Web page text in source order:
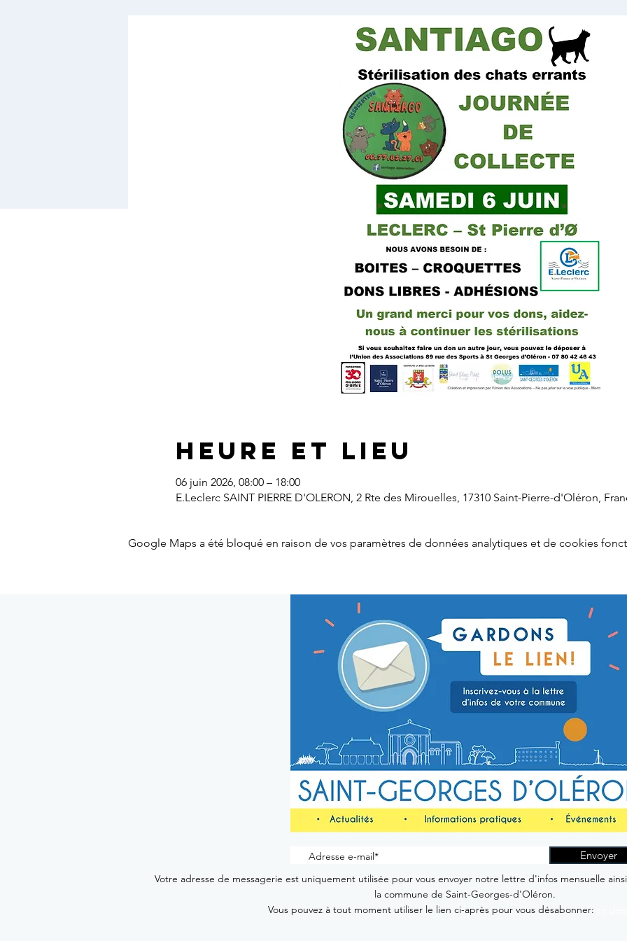
Heure et lieu
06 juin 2026, 08:00 – 18:00
E.Leclerc SAINT PIERRE D'OLERON, 2 Rte des Mirouelles, 17310 Saint-Pierre-d'Oléron,
Google Maps a été bloqué en raison de vos paramètres de données analytiques et de cookies
Envoyer
Votre adresse de messagerie est uniquement utilisée pour vous envoyer notre lettre d'infos mensuelle
la commune de Saint-Georges-d'Oléron.
Vous pouvez à tout moment utiliser le lien ci-après pour vous désabonner: